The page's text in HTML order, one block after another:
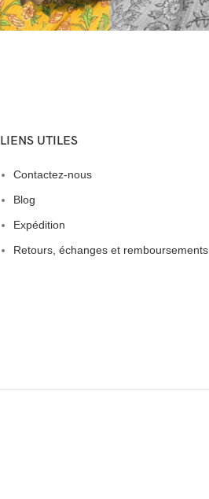
LIENS UTILES
Contactez-nous
Blog
Expédition
Retours, échanges et remboursements